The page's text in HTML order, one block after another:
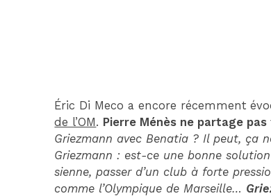
Éric Di Meco a encore récemment
de l’OM. Pierre Ménès ne partage
Griezmann avec Benatia ? Il peut, ça
Griezmann : est-ce une bonne
sienne, passer d’un club à forte
comme l’Olympique de Marseille…